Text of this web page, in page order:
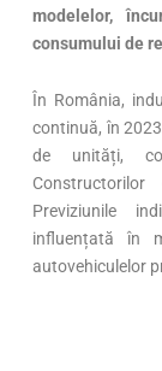
modelelor,
consumului de
În România,
continuă, în
de unități,
Previziunile
influențată în
autovehiculelor